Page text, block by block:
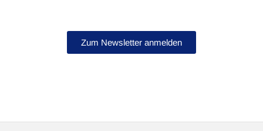
Zum Newsletter anmelden